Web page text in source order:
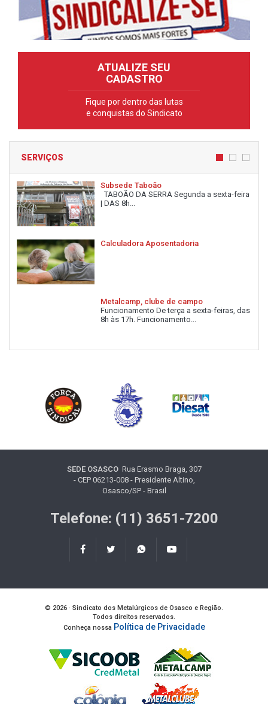
ATUALIZE SEU
CADASTRO
Fique por dentro das lutas
e conquistas do Sindicato
SERVIÇOS
Subsede Taboão
TABOÃO DA SERRA Segunda a sexta-feira
| DAS 8h...
Calculadora Aposentadoria
Metalcamp, clube de campo
Funcionamento De terça a sexta-feiras, das
8h às 17h. Funcionamento...
SEDE OSASCORua Erasmo Braga, 307
- CEP 06213-008 - Presidente Altino,
Osasco/SP - Brasil
Telefone: (11) 3651-7200
© 2026 · Sindicato dos Metalúrgicos de Osasco e Região.
Todos direitos reservados.
Conheça nossa Política de Privacidade